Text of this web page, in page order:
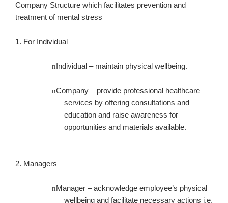
Company Structure which facilitates prevention and
treatment of mental stress
1. For Individual
nIndividual – maintain physical wellbeing.
nCompany – provide professional healthcare
services by offering consultations and
education and raise awareness for
opportunities and materials available.
2. Managers
nManager – acknowledge employee’s physical
wellbeing and facilitate necessary actions i.e.